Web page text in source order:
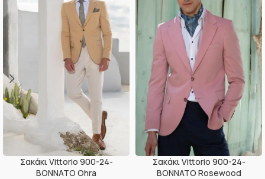
Σακάκι Vittorio 900-24-
BONNATO Ohra
Σακάκι Vittorio 900-24-
BONNATO Rosewood